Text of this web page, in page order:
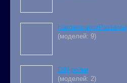
Наконечники/Разъемы
(моделей: 9)
DIN-рейки
(моделей: 2)